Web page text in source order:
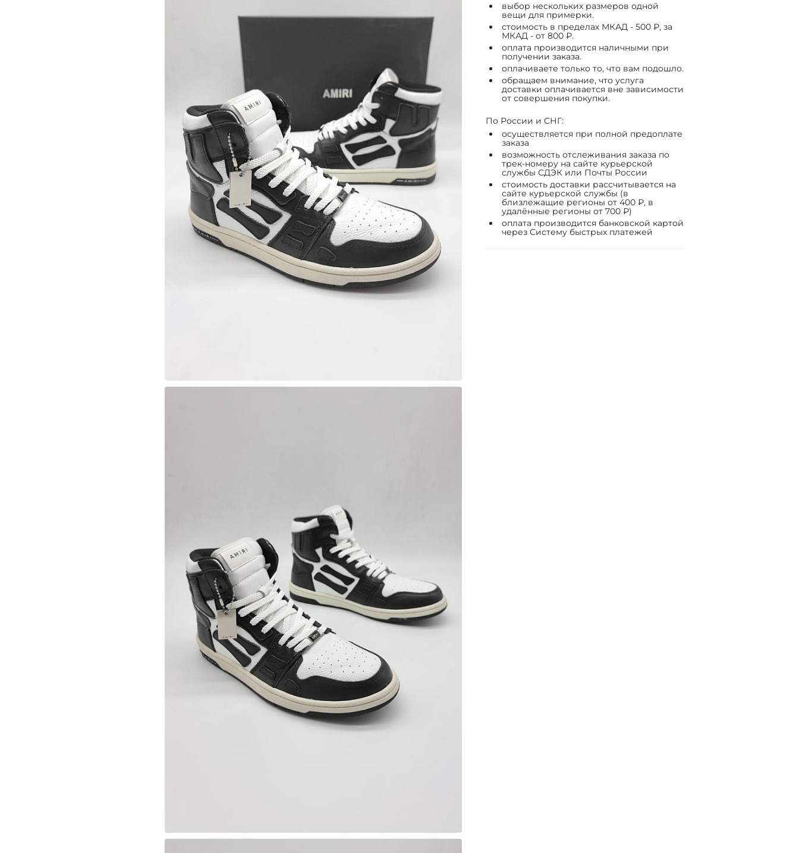
выбор нескольких размеров одной
вещи для примерки.
стоимость в пределах МКАД - 500 ₽, за
МКАД - от 800 ₽.
оплата производится наличными при
получении заказа.
оплачиваете только то, что вам подошло.
обращаем внимание, что услуга
доставки оплачивается вне зависимости
от совершения покупки.
По России и СНГ:
осуществляется при полной предоплате
заказа
возможность отслеживания заказа по
трек-номеру на сайте курьерской
службы СДЭК или Почты России
стоимость доставки рассчитывается на
сайте курьерской службы (в
близлежащие регионы от 400 ₽, в
удалённые регионы от 700 ₽)
оплата производится банковской картой
через Систему быстрых платежей